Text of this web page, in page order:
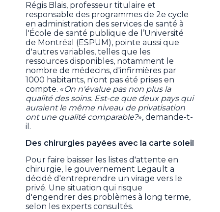
Régis Blais, professeur titulaire et
responsable des programmes de 2e cycle
en administration des services de santé à
l'École de santé publique de l’Université
de Montréal (ESPUM), pointe aussi que
d'autres variables, telles que les
ressources disponibles, notamment le
nombre de médecins, d'infirmières par
1000 habitants, n'ont pas été prises en
compte. «On n'évalue pas non plus la
qualité des soins. Est-ce que deux pays qui
auraient le même niveau de privatisation
ont une qualité comparable?», demande-t-
il.
Des chirurgies payées avec la carte soleil
Pour faire baisser les listes d'attente en
chirurgie, le gouvernement Legault a
décidé d'entreprendre un virage vers le
privé. Une situation qui risque
d'engendrer des problèmes à long terme,
selon les experts consultés.